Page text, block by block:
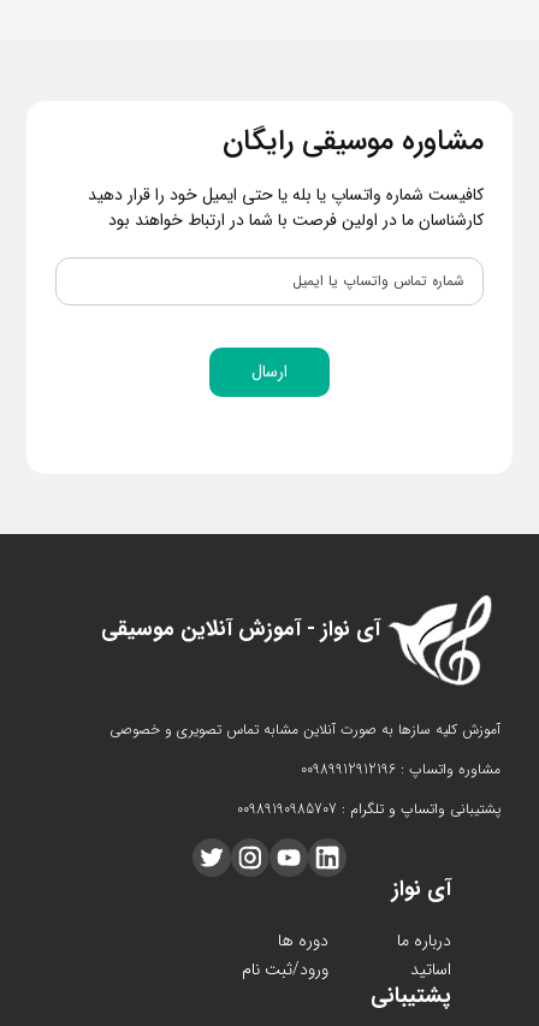
مشاوره موسیقی رایگان
کافیست شماره واتساپ یا بله یا حتی ایمیل خود را قرار دهید
کارشناسان ما در اولین فرصت با شما در ارتباط خواهند بود
ارسال
آی نواز - آموزش آنلاین موسیقی
آموزش کلیه سازها به صورت آنلاین مشابه تماس تصویری و خصوصی
مشاوره واتساپ : 00989912912196
پشتیبانی واتساپ و تلگرام : 00989190985707
آی نواز
درباره ما
دوره ها
اساتید
ورود/ثبت نام
پشتیبانی